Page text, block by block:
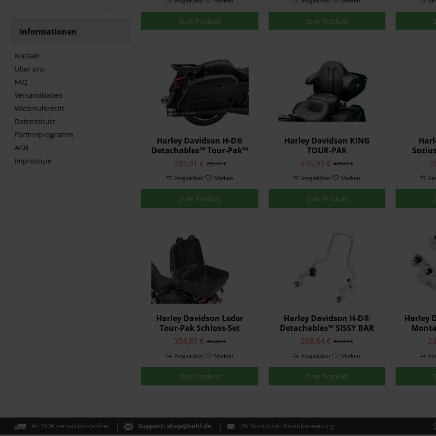
Informationen
Kontakt
Über uns
FAQ
Versandkosten
Widerrufsrecht
Datenschutz
Partnerprogramm
AGB
Impressum
Zum Produkt Zum Produkt
Harley Davidson H-D®
Detachables™ Tour-Pak™
Gepäckträger für
Doppelsitzbank 53000459
292,69 €
283,91 €
Vergleichen Merken
Zum Produkt
Harley Davidson KING
TOUR-PAK
RÜCKENPOLSTER - CVO
STREET GLIDE® STYLING
52300360
449,43 €
435,95 €
Vergleichen Merken
Zum Produkt
Harley Davidson Leder
Tour-Pak Schloss-Set
54360-05365,82 €
354,85 €
Vergleichen Merken
Zum Produkt
Harley Davidson H-D®
Detachables™ SISSY BAR
BÜGEL 52627-09A
277,15 €
268,84 €
Vergleichen Merken
Zum Produkt
Harley
Ab 150€ versandkostenfrei Support: shop@kohl.de 2% Skonto bei Banküberweisung